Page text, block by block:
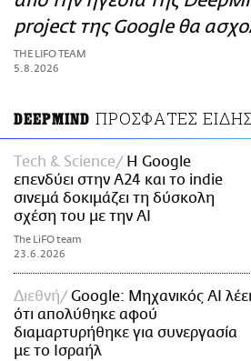
ΑΜΠΑ
PRINT
project της Google θα
THE LIFO TEAM
5.8.2026
DEEPMIND ΠΡΟΣΦΑΤΕΣ
Τech & Science
Η Google
επενδύει στην A24 και το indie
σινεμά δοκιμάζει τη δύσκολη
σχέση του με την AI
The LiFO team
23.6.2026
Διεθνή
Google: Μηχανικός AI λέει
ότι απολύθηκε αφού
διαμαρτυρήθηκε για συνεργασία
με το Ισραήλ